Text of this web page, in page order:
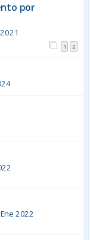
por
1 2
2022